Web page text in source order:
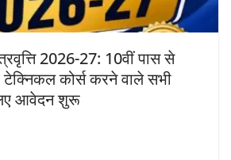
2026-27: 10वीं पास से
कोर्स करने वाले सभी
आवेदन शुरू